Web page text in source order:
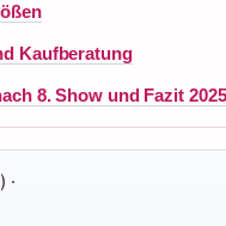
Kaufberatung
8. Show und Fazit 2025
·